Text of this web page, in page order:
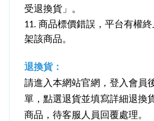
受退換貨」 。
11. 商品標價錯誤，平台有權
架該商品。
退換貨：
請進入本網站官網，登入會員
單，點選退貨並填寫詳細退換
商品，待客服人員回覆處理。